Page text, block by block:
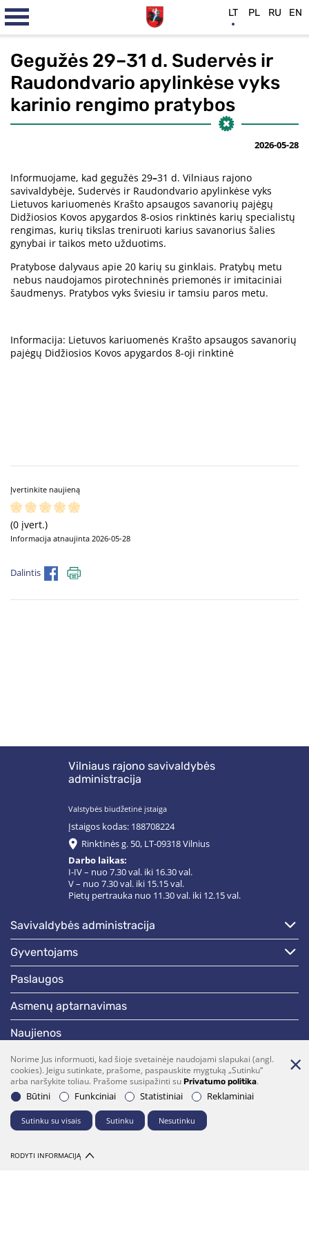
Gegužės 29–31 d. Sudervės ir
Raudondvario apylinkėse vyks
karinio rengimo pratybos
2026-05-28
Informuojame, kad gegužės 29–31 d. Vilniaus rajono
savivaldybėje, Sudervės ir Raudondvario apylinkėse vyks
Lietuvos kariuomenės Krašto apsaugos savanorių pajėgų
Didžiosios Kovos apygardos 8-osios rinktinės karių specialistų
rengimas, kurių tikslas treniruoti karius savanorius šalies
gynybai ir taikos meto užduotims.
Pratybose dalyvaus apie 20 karių su ginklais. Pratybų metu
nebus naudojamos pirotechninės priemonės ir imitaciniai
šaudmenys. Pratybos vyks šviesiu ir tamsiu paros metu.
Informacija: Lietuvos kariuomenės Krašto apsaugos savanorių
pajėgų Didžiosios Kovos apygardos 8-oji rinktinė
Įvertinkite naujieną
(0 įvert.)
Informacija atnaujinta 2026-05-28
Dalintis
Vilniaus rajono savivaldybės
administracija
Valstybės biudžetinė įstaiga
Įstaigos kodas: 188708224
Rinktinės g. 50, LT-09318 Vilnius
Darbo laikas:
I-IV – nuo 7.30 val. iki 16.30 val.
V – nuo 7.30 val. iki 15.15 val.
Pietų pertrauka nuo 11.30 val. iki 12.15 val.
savivaldybės administracija
gyventojams
paslaugos
asmenų aptarnavimas
naujienos
skelbimai
darbotvarkės
Bendraukime
Norime Jus informuoti, kad šioje svetainėje naudojami slapukai (angl.
cookies). Jeigu sutinkate, prašome, paspauskite mygtuką „Sutinku“
arba naršykite toliau. Prašome susipažinti su Privatumo politika.
Būtini
Funkciniai Statistiniai Reklaminiai
Sutinku su visais Sutinku Nesutinku
RODYTI INFORMACIJĄ
LT PL RU EN